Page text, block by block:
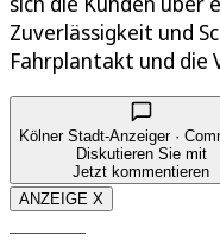
Zuverlässigkeit und
Fahrplantakt und die
Kölner Stadt-Anzeiger ·
Diskutieren Sie mit
Jetzt kommentieren
ANZEIGE X